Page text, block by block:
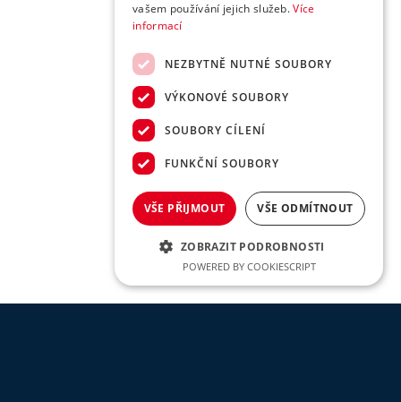
vašem používání jejich služeb.Více
informací
NEZBYTNĚ NUTNÉ SOUBORY
VÝKONOVÉ SOUBORY
SOUBORY CÍLENÍ
FUNKČNÍ SOUBORY
VŠE PŘIJMOUT VŠE ODMÍTNOUT
ZOBRAZIT PODROBNOSTI
POWERED BY COOKIESCRIPT